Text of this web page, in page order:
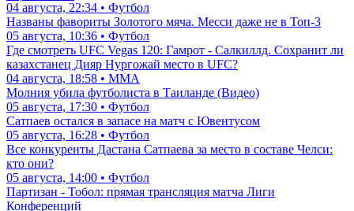
04 августа, 22:34 • Футбол
Названы фавориты Золотого мяча. Месси даже не в Топ-3
05 августа, 10:36 • Футбол
Где смотреть UFC Vegas 120: Гамрот - Салкиллд. Сохранит ли
казахстанец Дияр Нургожай место в UFC?
04 августа, 18:58 • ММА
Молния убила футболиста в Таиланде (Видео)
05 августа, 17:30 • Футбол
Сатпаев остался в запасе на матч с Ювентусом
05 августа, 16:28 • Футбол
Все конкуренты Дастана Сатпаева за место в составе Челси:
кто они?
05 августа, 14:00 • Футбол
Партизан - Тобол: прямая трансляция матча Лиги
Конференций